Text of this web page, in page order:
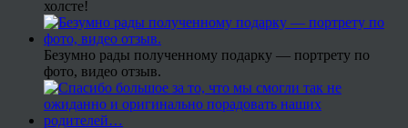
холсте!
Безумно рады полученному подарку — портрету по
фото, видео отзыв.